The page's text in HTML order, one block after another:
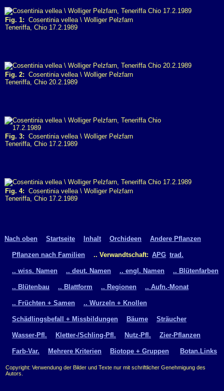
Fig. 1: Cosentinia vellea \ Wolliger Pelzfarn
Teneriffa, Chio 17.2.1989
Fig. 2: Cosentinia vellea \ Wolliger Pelzfarn
Teneriffa, Chio 20.2.1989
Fig. 3: Cosentinia vellea \ Wolliger Pelzfarn
Teneriffa, Chio 17.2.1989
Fig. 4: Cosentinia vellea \ Wolliger Pelzfarn
Teneriffa, Chio 17.2.1989
Nach oben Startseite Inhalt Orchideen Andere Pflanzen
Pflanzen nach Familien .. Verwandtschaft: APG trad.
.. wiss. Namen .. deut. Namen .. engl. Namen .. Blütenfarben
.. Blütenbau .. Blattform .. Regionen .. Aufn.-Monat
.. Früchten + Samen .. Wurzeln + Knollen
Schädlingsbefall + Missbildungen Bäume Sträucher
Wasser-Pfl. Kletter-/Schling-Pfl. Nutz-Pfl. Zier-Pflanzen
Farb-Var. Mehrere Kriterien Biotope + Gruppen Botan.Links
Copyright: Verwendung der Bilder und Texte nur mit schriftlicher Genehmigung des
Autors.